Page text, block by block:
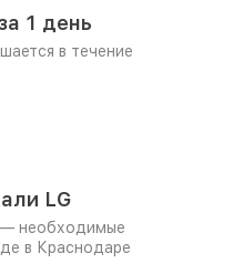
1 день
в течение
LG
— необходимые
в Краснодаре